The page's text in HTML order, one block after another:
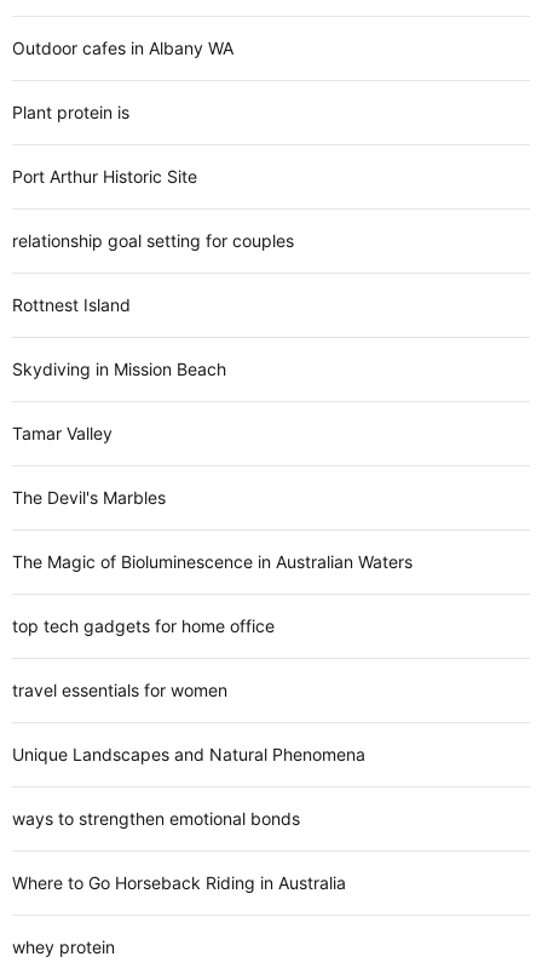
Outdoor cafes in Albany WA
Plant protein is
Port Arthur Historic Site
relationship goal setting for couples
Rottnest Island
Skydiving in Mission Beach
Tamar Valley
The Devil's Marbles
The Magic of Bioluminescence in Australian Waters
top tech gadgets for home office
travel essentials for women
Unique Landscapes and Natural Phenomena
ways to strengthen emotional bonds
Where to Go Horseback Riding in Australia
whey protein